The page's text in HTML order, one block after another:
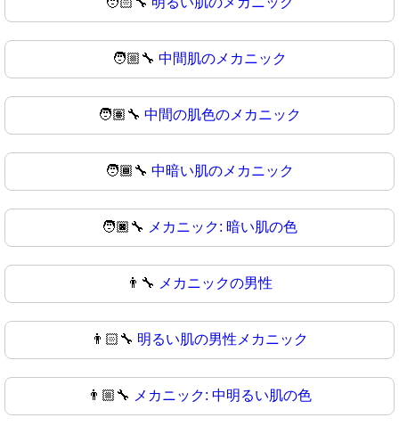
🧑🏼‍🔧 中間肌のメカニック
🧑🏽‍🔧 中間の肌色のメカニック
🧑🏾‍🔧 中暗い肌のメカニック
🧑🏿‍🔧 メカニック: 暗い肌の色
👨‍🔧 メカニックの男性
👨🏻‍🔧 明るい肌の男性メカニック
👨🏼‍🔧 メカニック: 中明るい肌の色